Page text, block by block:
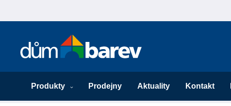
Produkty Prodejny Aktuality Kontakt